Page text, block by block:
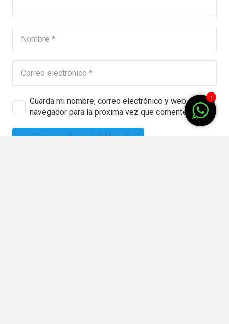
Guarda mi nombre, correo electrónico y web en este
navegador para la próxima vez que comente.
PUBLICAR EL COMENTARIO
1